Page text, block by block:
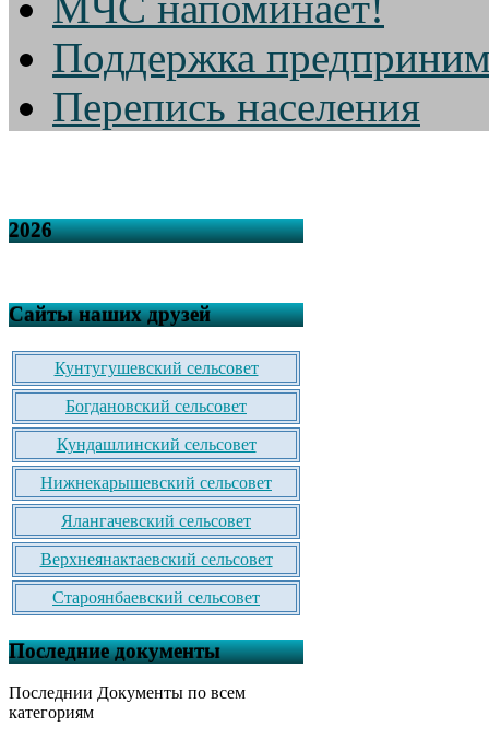
Поддержка
Перепись населения
2026
Сайты наших друзей
Кунтугушевский сельсовет
Богдановский сельсовет
Кундашлинский сельсовет
Нижнекарышевский сельсовет
Ялангачевский сельсовет
Верхнеянактаевский сельсовет
Староянбаевский сельсовет
Последние документы
Последнии Документы по всем
категориям